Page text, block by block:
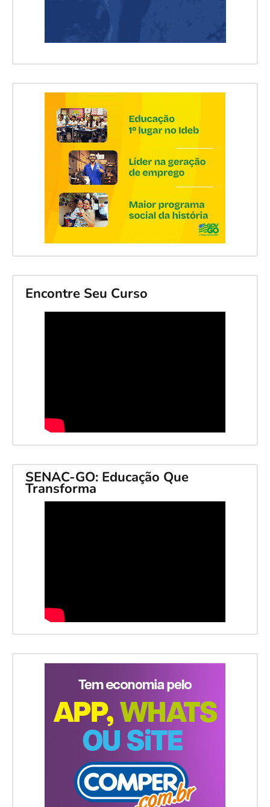
Encontre Seu Curso
SENAC-GO: Educação Que
Transforma